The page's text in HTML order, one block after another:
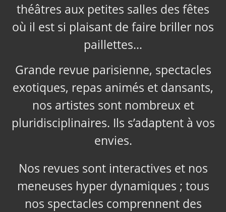
théâtres aux petites salles des fêtes
où il est si plaisant de faire briller nos
paillettes…
Grande revue parisienne, spectacles
exotiques, repas animés et dansants,
nos artistes sont nombreux et
pluridisciplinaires. Ils s’adaptent à vos
envies.
Nos revues sont interactives et nos
meneuses hyper dynamiques ; tous
nos spectacles comprennent des